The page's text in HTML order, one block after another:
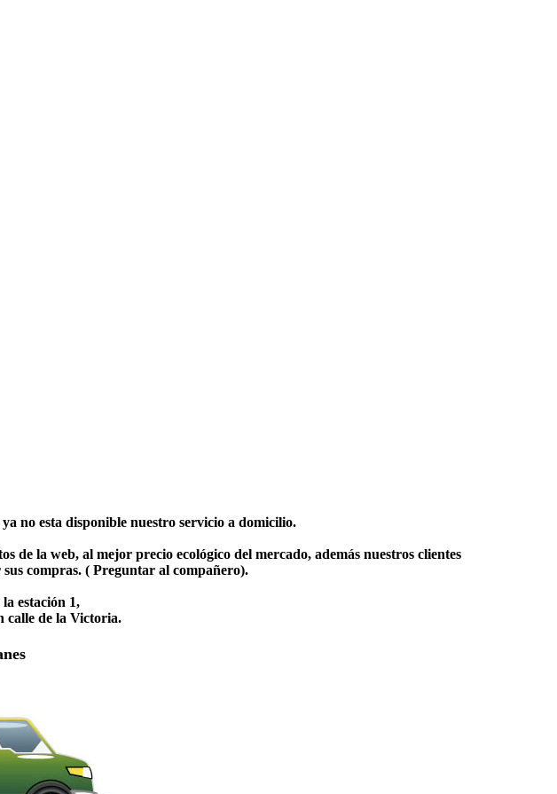
no esta disponible nuestro servicio a domicilio.
de la web, al mejor precio ecológico del mercado, además nuestros clientes
compras. ( Preguntar al compañero).
estación 1,
calle de la Victoria.